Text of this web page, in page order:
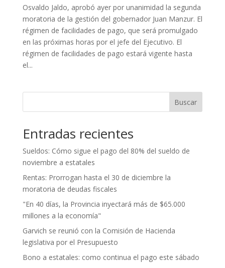
Osvaldo Jaldo, aprobó ayer por unanimidad la segunda
moratoria de la gestión del gobernador Juan Manzur. El
régimen de facilidades de pago, que será promulgado
en las próximas horas por el jefe del Ejecutivo. El
régimen de facilidades de pago estará vigente hasta
el...
Buscar
Entradas recientes
Sueldos: Cómo sigue el pago del 80% del sueldo de
noviembre a estatales
Rentas: Prorrogan hasta el 30 de diciembre la
moratoria de deudas fiscales
"En 40 días, la Provincia inyectará más de $65.000
millones a la economía"
Garvich se reunió con la Comisión de Hacienda
legislativa por el Presupuesto
Bono a estatales: como continua el pago este sábado